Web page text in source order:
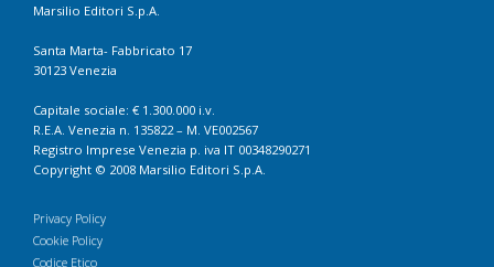
Marsilio Editori S.p.A.
Santa Marta- Fabbricato 17
30123 Venezia
Capitale sociale: € 1.300.000 i.v.
R.E.A. Venezia n. 135822 – M. VE002567
Registro Imprese Venezia p. iva IT 00348290271
Copyright © 2008 Marsilio Editori S.p.A.
Privacy Policy
Cookie Policy
Codice Etico